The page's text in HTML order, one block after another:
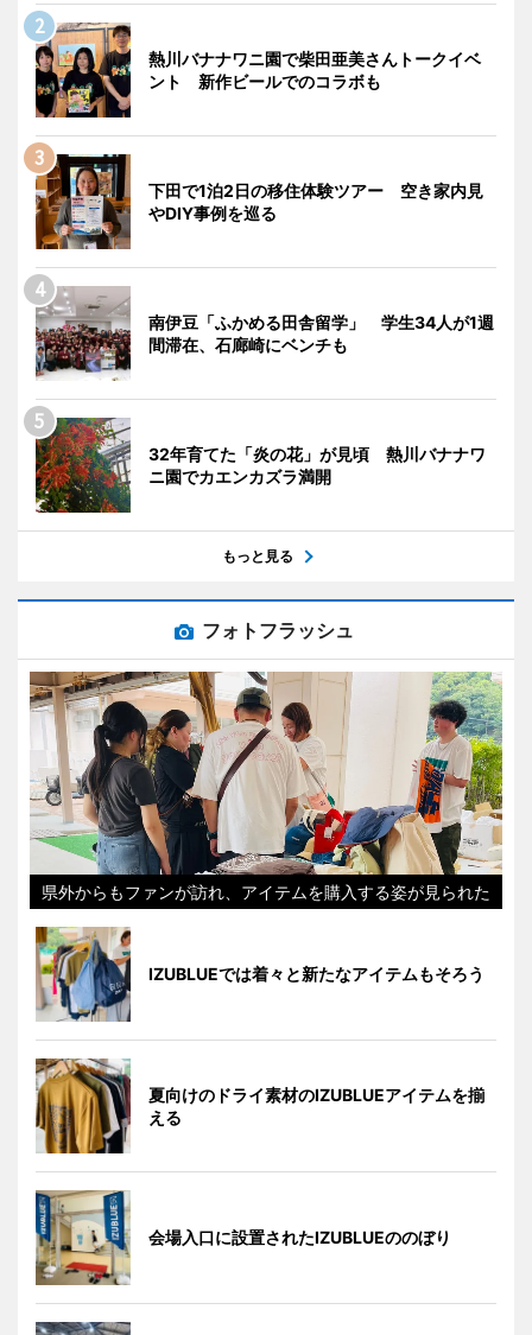
熱川バナナワニ園で柴田亜美さんトークイベ
ント 新作ビールでのコラボも
下田で1泊2日の移住体験ツアー 空き家内見
やDIY事例を巡る
南伊豆「ふかめる田舎留学」 学生34人が1週
間滞在、石廊崎にベンチも
32年育てた「炎の花」が見頃 熱川バナナワ
ニ園でカエンカズラ満開
もっと見る
フォトフラッシュ
県外からもファンが訪れ、アイテムを購入する姿が見られた
IZUBLUEでは着々と新たなアイテムもそろう
夏向けのドライ素材のIZUBLUEアイテムを揃
える
会場入口に設置されたIZUBLUEののぼり